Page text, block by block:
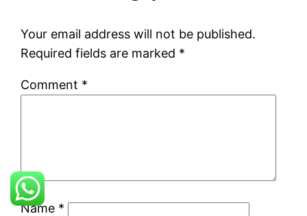
Your email address will not be published.
Required fields are marked *
Comment *
Name *